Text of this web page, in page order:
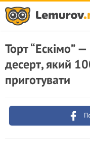
Торт “Ескімо”
десерт, який
приготувати